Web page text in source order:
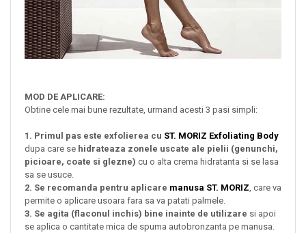
MOD DE APLICARE:
Obtine cele mai bune rezultate, urmand acesti 3 pasi simpli:
1. Primul pas este exfolierea cu ST. MORIZ Exfoliating Body
dupa care se hidrateaza zonele uscate ale pielii (genunchi,
picioare, coate si glezne) cu o alta crema hidratanta si se lasa
sa se usuce.
2. Se recomanda pentru aplicare manusa ST. MORIZ , care va
permite o aplicare usoara fara sa va patati palmele.
3. Se agita (flaconul inchis) bine inainte de utilizare si apoi
se aplica o cantitate mica de spuma autobronzanta pe manusa.